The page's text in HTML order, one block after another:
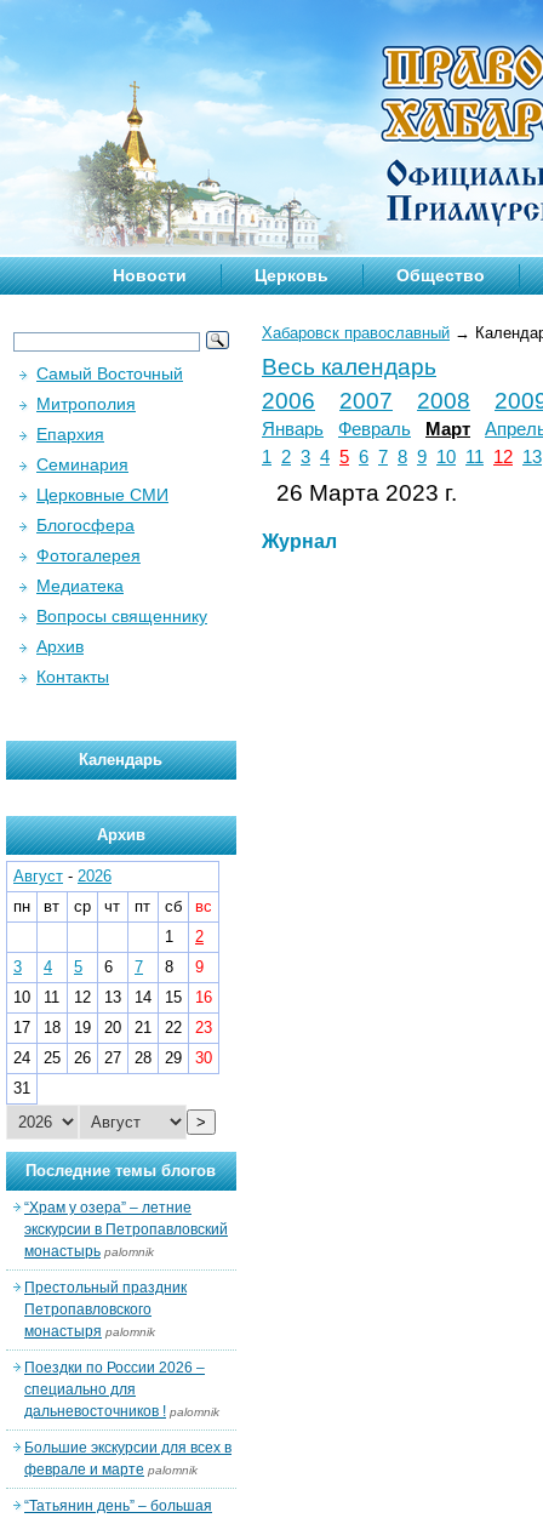
Новости Церковь Общество
Хабаровск православный →
Весь календарь
2006
2007 2008
Январь Февраль Март
1
2 3 4 5 6 7 8 9 10 11 12 13
26 Марта 2023 г.
Журнал
Самый Восточный
Митрополия
Епархия
Семинария
Церковные СМИ
Блогосфера
Фотогалерея
Медиатека
Вопросы священнику
Архив
Контакты
Календарь
Архив
Август - 2026
пн
вт ср чт пт сб
вс
1
2
3
4 5 6 7 8
9
10
11 12 13 14 15
16
17
18 19 20 21 22
23
24
25 26 27 28 29
30
31
>
Последние темы блогов
“Храм у озера” – летние
экскурсии в Петропавловский
монастырь palomnik
Престольный праздник
Петропавловского
монастыря palomnik
Поездки по России 2026 –
специально для
дальневосточников ! palomnik
Большие экскурсии для всех в
феврале и марте palomnik
“Татьянин день” – большая